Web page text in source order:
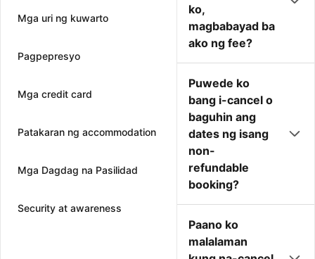
Mga uri ng kuwarto
Pagpepresyo
Mga credit card
Patakaran ng accommodation
Mga Dagdag na Pasilidad
Security at awareness
ko,
magbabayad ba
ako ng fee?
Puwede ko
bang i-cancel o
baguhin ang
dates ng isang
non-
refundable
booking?
Paano ko
malalaman